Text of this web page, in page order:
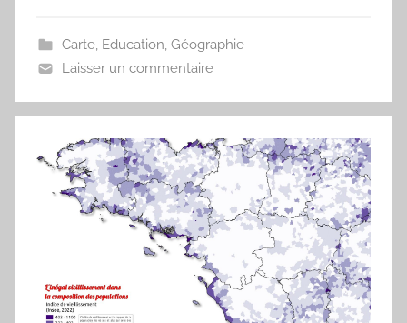
e
a
Carte, Education Géographie
Laisser un commentaire